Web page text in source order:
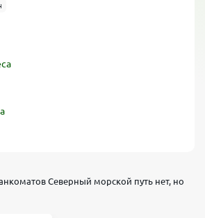
Северный морской путь нет, но